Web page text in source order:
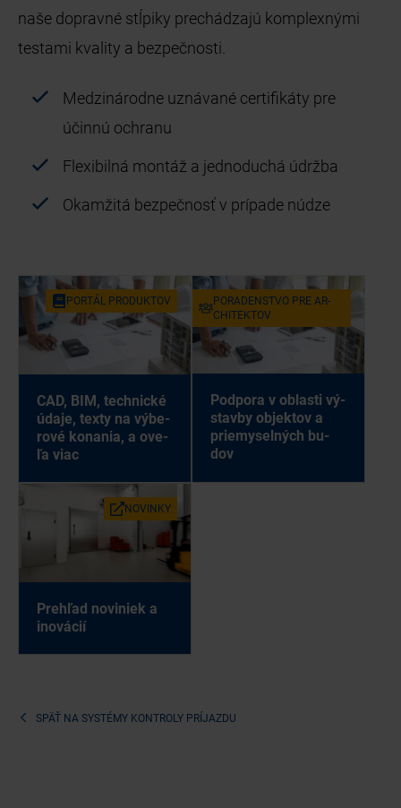
naše dopravné stĺpiky prechádzajú komplexnými
testami kvality a bezpečnosti.
Medzinárodne uznávané certifikáty pre
účinnú ochranu
Flexibilná montáž a jednoduchá údržba
Okamžitá bezpečnosť v prípade núdze
POR­TÁL PRO­DUK­TOV
CAD, BIM, tech­nic­ké
úda­je, tex­ty na vý­be­
ro­vé ko­na­nia, a ove­
ľa viac
PO­RA­DEN­STVO PRE AR­
CHI­TEK­TOV
Pod­po­ra v ob­las­ti vý­
stav­by ob­jek­tov a
prie­my­sel­ných bu­
dov
NO­VIN­KY
Pre­hľad no­vi­niek a
ino­vá­cií
SPÄŤ NA SYSTÉMY KONTROLY PRÍJAZDU